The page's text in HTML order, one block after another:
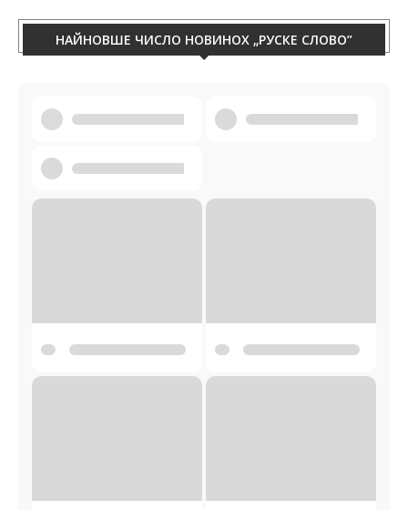
НАЙНОВШЕ ЧИСЛО НОВИНОХ „РУСКЕ СЛОВО”